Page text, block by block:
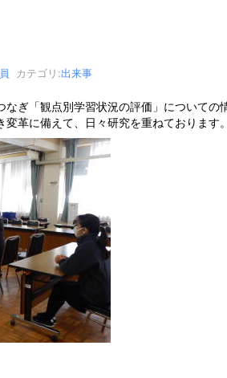
カテゴリ:出来事
なぎ「観点別学習状況の評価」について
革に備えて、日々研究を重ねております